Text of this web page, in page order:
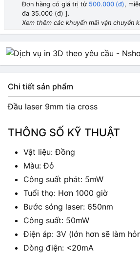
Đơn hàng có giá trị từ 500.000 (đ),
đa 35.000 (đ) ].
Xem thêm các khuyến mãi vận chuyển
Chi tiết sản phẩm
Đầu laser 9mm tia cross
THÔNG SỐ KỸ THUẬT
Vật liệu: Đồng
Màu: Đỏ
Công suất phát: 5mW
Tuổi thọ: Hơn 1000 giờ
Bước sóng laser: 650nm
Công suất: 50mW
Điện áp: 3V (lớn hơn sẽ làm
Dòng điện: <20mA